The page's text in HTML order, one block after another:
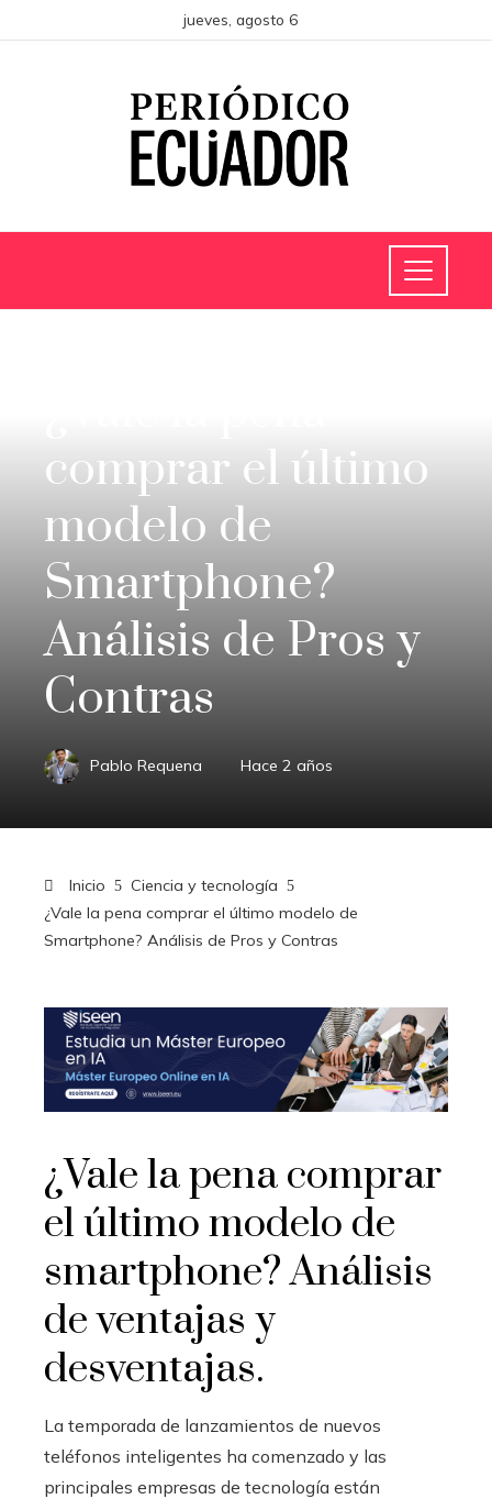
jueves, agosto 6
comprar el último
modelo de
Smartphone?
Análisis de Pros y
Contras
Pablo Requena Hace 2 años
Inicio
Ciencia y tecnología
¿Vale la pena comprar el último modelo de
Smartphone? Análisis de Pros y Contras
¿Vale la pena comprar
el último modelo de
smartphone? Análisis
de ventajas y
desventajas.
La temporada de lanzamientos de nuevos
teléfonos inteligentes ha comenzado y las
principales empresas de tecnología están